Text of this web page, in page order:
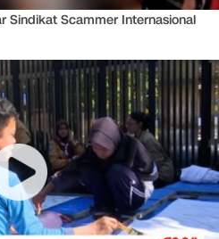
Sindikat Scammer Internasional